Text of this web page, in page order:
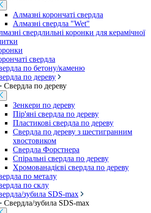
Алмазні корончаті свердла
Алмазні свердла "Wet"
свердлильні коронки для керамічної
свердла
по бетону/каменю
по дереву
Свердла по дереву
Зенкери по дереву
Пір'яні свердла по дереву
Пластикові свердла по дереву
Свердла по дереву з шестигранним
хвостовиком
Свердла Форстнера
Спіральні свердла по дереву
Хромованадієві свердла по дереву
по металу
по склу
зубила SDS-max
Свердла/зубила SDS-max